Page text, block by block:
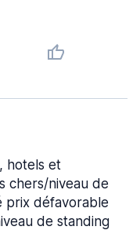
hotels et
chers/niveau de
prix défavorable
de standing